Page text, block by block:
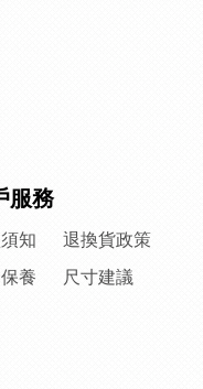
服務
知 退換貨政策
養 尺寸建議